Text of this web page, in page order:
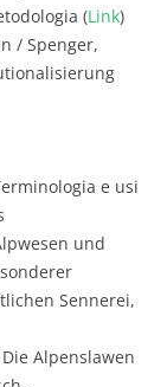
(Link)
/ Spenger,
e usi
und
Sennerei,
Alpenslawen